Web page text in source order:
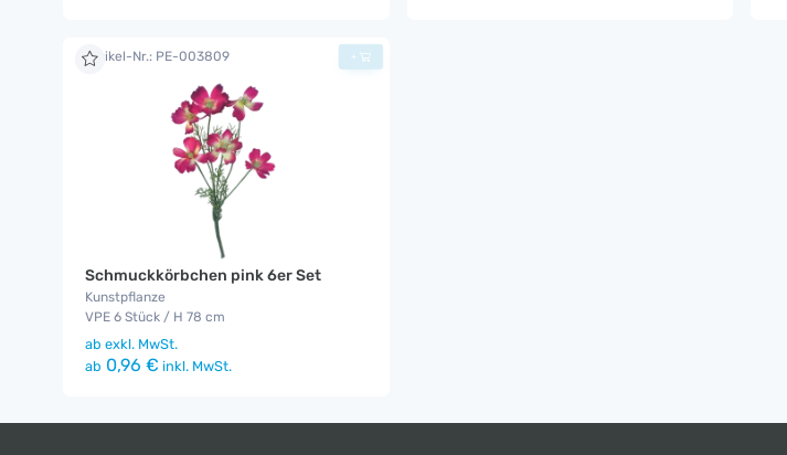
Artikel-Nr.: PE-003809
Schmuckkörbchen pink 6er Set
Kunstpflanze
VPE 6 Stück / H 78 cm
ab exkl. MwSt.
ab 0,96 € inkl. MwSt.
+